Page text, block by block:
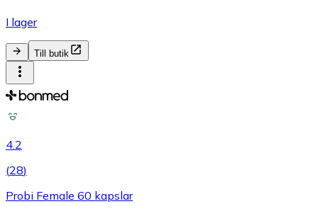
I lager
Till butik
4.2
(28)
Probi Female 60 kapslar